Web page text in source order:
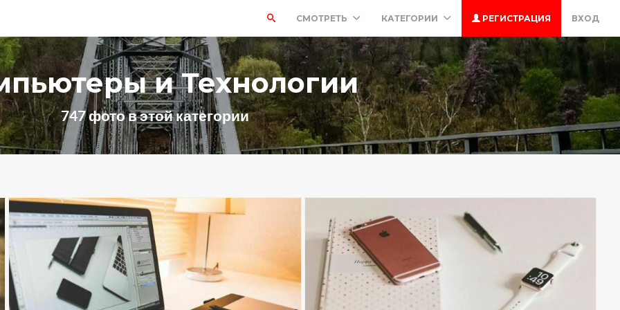
СМОТРЕТЬ КАТЕГОРИИ РЕГИСТРАЦИЯ ВХОД
и Технологии
747 фото в этой категории